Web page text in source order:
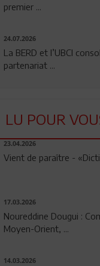
premier ...
24.07.2026
La BERD et l’UBCI
partenariat ...
LU POUR
23.04.2026
Vient de paraître -
17.03.2026
Noureddine Dougui :
Moyen-Orient, ...
14.03.2026